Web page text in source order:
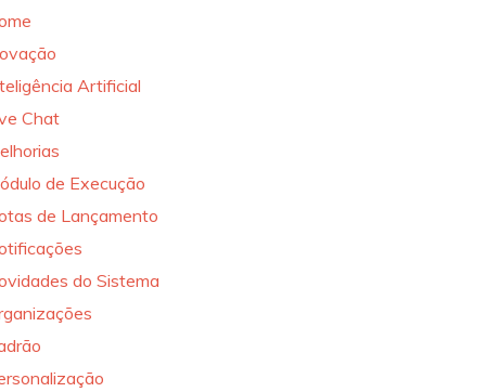
Artificial
Chat
de Execução
de Lançamento
do Sistema